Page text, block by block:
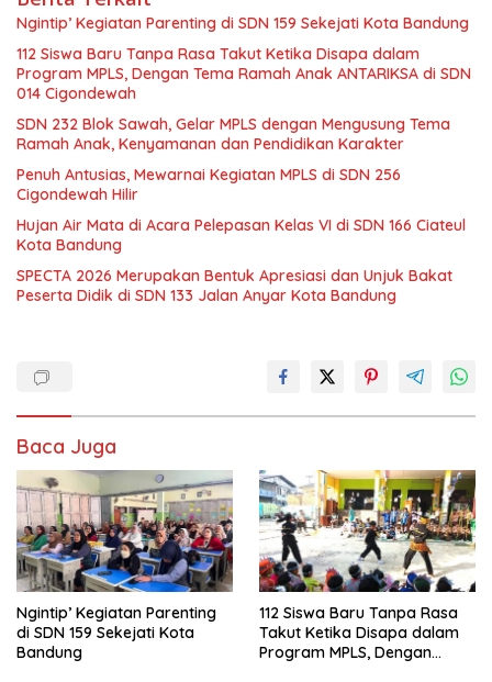
Ngintip’ Kegiatan Parenting di SDN 159 Sekejati Kota Bandung
112 Siswa Baru Tanpa Rasa Takut Ketika Disapa dalam
Program MPLS, Dengan Tema Ramah Anak ANTARIKSA di SDN
014 Cigondewah
SDN 232 Blok Sawah, Gelar MPLS dengan Mengusung Tema
Ramah Anak, Kenyamanan dan Pendidikan Karakter
Penuh Antusias, Mewarnai Kegiatan MPLS di SDN 256
Cigondewah Hilir
Hujan Air Mata di Acara Pelepasan Kelas VI di SDN 166 Ciateul
Kota Bandung
SPECTA 2026 Merupakan Bentuk Apresiasi dan Unjuk Bakat
Peserta Didik di SDN 133 Jalan Anyar Kota Bandung
Baca Juga
Ngintip’ Kegiatan Parenting
di SDN 159 Sekejati Kota
Bandung
112 Siswa Baru Tanpa Rasa
Takut Ketika Disapa dalam
Program MPLS, Dengan